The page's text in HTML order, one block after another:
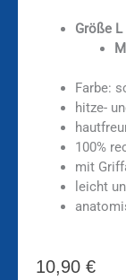
Größe L
Farbe:
hitze-
100%
mit
leicht
10,90 €